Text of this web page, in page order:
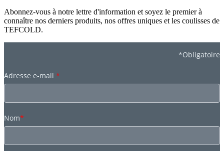
Abonnez-vous à notre lettre d'information et soyez le premier à
connaître nos derniers produits, nos offres uniques et les coulisses de
TEFCOLD.
*Obligatoire
Adresse e-mail *
Nom*